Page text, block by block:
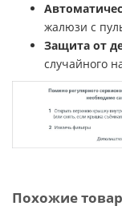
жалюзи с
Защита от
случайного
Похожие